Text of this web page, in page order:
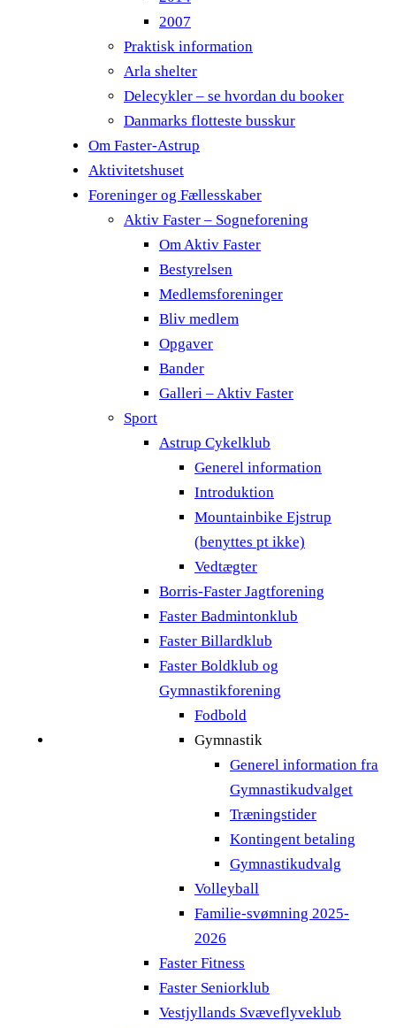
2007
Praktisk information
Arla shelter
Delecykler – se hvordan du booker
Danmarks flotteste busskur
Om Faster-Astrup
Aktivitetshuset
Foreninger og Fællesskaber
Aktiv Faster – Sogneforening
Om Aktiv Faster
Bestyrelsen
Medlemsforeninger
Bliv medlem
Opgaver
Bander
Galleri – Aktiv Faster
Sport
Astrup Cykelklub
Generel information
Introduktion
Mountainbike Ejstrup
(benyttes pt ikke)
Vedtægter
Borris-Faster Jagtforening
Faster Badmintonklub
Faster Billardklub
Faster Boldklub og
Gymnastikforening
Fodbold
Gymnastik
Generel information fra
Gymnastikudvalget
Træningstider
Kontingent betaling
Gymnastikudvalg
Volleyball
Familie-svømning 2025-
2026
Faster Fitness
Faster Seniorklub
Vestjyllands Svæveflyveklub